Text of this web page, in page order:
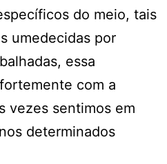
do meio, tais
umedecidas por
essa
com a
vezes sentimos em
determinados